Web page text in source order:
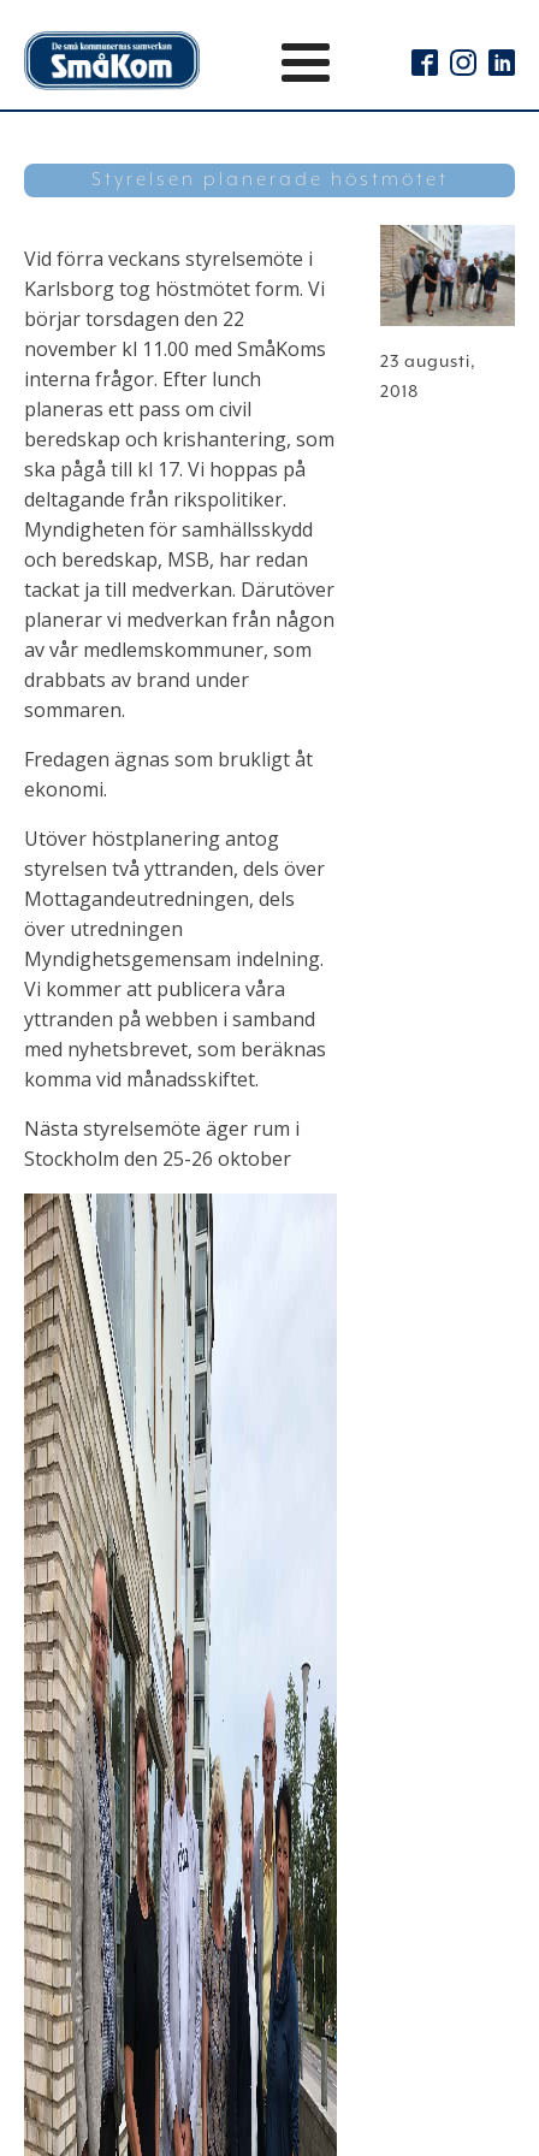
Styrelsen planerade höstmötet
Vid förra veckans styrelsemöte i
Karlsborg tog höstmötet form. Vi
börjar torsdagen den 22
november kl 11.00 med SmåKoms
interna frågor. Efter lunch
planeras ett pass om civil
beredskap och krishantering, som
ska pågå till kl 17. Vi hoppas på
deltagande från rikspolitiker.
Myndigheten för samhällsskydd
och beredskap, MSB, har redan
tackat ja till medverkan. Därutöver
planerar vi medverkan från någon
av vår medlemskommuner, som
drabbats av brand under
sommaren.
Fredagen ägnas som brukligt åt
ekonomi.
Utöver höstplanering antog
styrelsen två yttranden, dels över
Mottagandeutredningen, dels
över utredningen
Myndighetsgemensam indelning.
Vi kommer att publicera våra
yttranden på webben i samband
med nyhetsbrevet, som beräknas
komma vid månadsskiftet.
Nästa styrelsemöte äger rum i
Stockholm den 25-26 oktober
23 augusti,
2018